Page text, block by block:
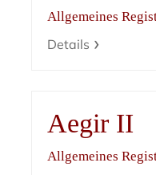
Allgemeines
Details
Aegir II
Allgemeines